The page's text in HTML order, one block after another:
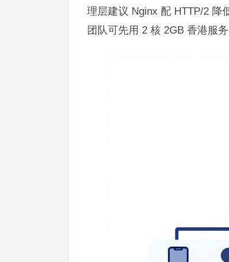
理层建议 Nginx 配 HTTP/2 降
团队可先用 2 核 2GB 香港服